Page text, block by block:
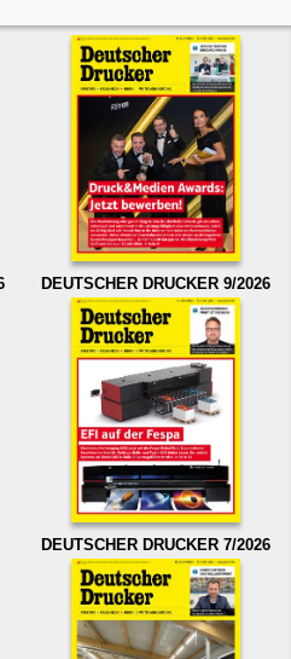
DEUTSCHER DRUCKER 9/2026
DEUTSCHER DRUCKER 7/2026